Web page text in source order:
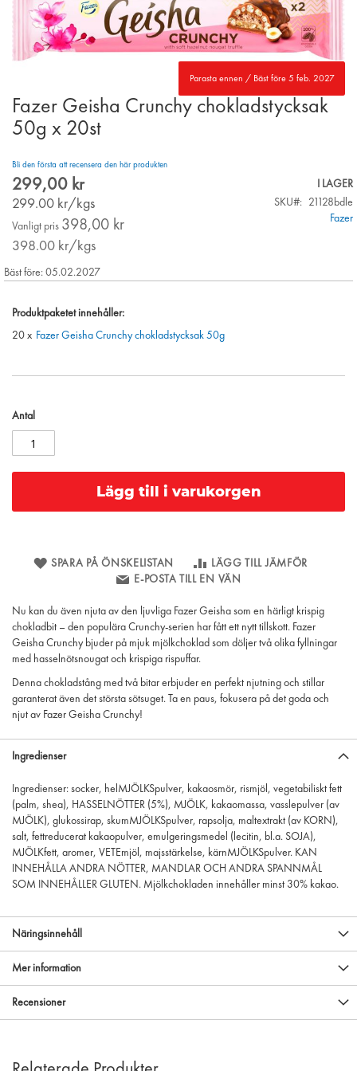
Parasta ennen / Bäst före 5 feb. 2027
Skip
to
the
of
the
images
Fazer Geisha Crunchy chokladstycksak
50g x 20st
Bli den första att recensera den här produkten
299,00 kr
299.00 kr/kgs
Vanligt pris 398,00 kr
398.00 kr/kgs
I LAGER
SKU
21128bdle
Fazer
Bäst före: 05.02.2027
Produktpaketet innehåller:
20 x Fazer Geisha Crunchy chokladstycksak 50g
Antal
Lägg till i varukorgen
SPARA PÅ ÖNSKELISTAN
LÄGG TILL JÄMFÖR
E-POSTA TILL EN VÄN
Nu kan du även njuta av den ljuvliga Fazer Geisha som en härligt krispig
chokladbit – den populära Crunchy-serien har fått ett nytt tillskott. Fazer
Geisha Crunchy bjuder på mjuk mjölkchoklad som döljer två olika fyllningar
med hasselnötsnougat och krispiga rispuffar.
Denna chokladstång med två bitar erbjuder en perfekt njutning och stillar
garanterat även det största sötsuget. Ta en paus, fokusera på det goda och
njut av Fazer Geisha Crunchy!
Ingredienser
Ingredienser: socker, helMJÖLKSpulver, kakaosmör, rismjöl, vegetabiliskt fett
(palm, shea), HASSELNÖTTER (5%), MJÖLK, kakaomassa, vasslepulver (av
MJÖLK), glukossirap, skumMJÖLKSpulver, rapsolja, maltextrakt (av KORN),
salt, fettreducerat kakaopulver, emulgeringsmedel (lecitin, bl.a. SOJA),
MJÖLKfett, aromer, VETEmjöl, majsstärkelse, kärnMJÖLKSpulver. KAN
INNEHÅLLA ANDRA NÖTTER, MANDLAR OCH ANDRA SPANNMÅL
SOM INNEHÅLLER GLUTEN. Mjölkchokladen innehåller minst 30% kakao.
Näringsinnehåll
Mer information
Recensioner